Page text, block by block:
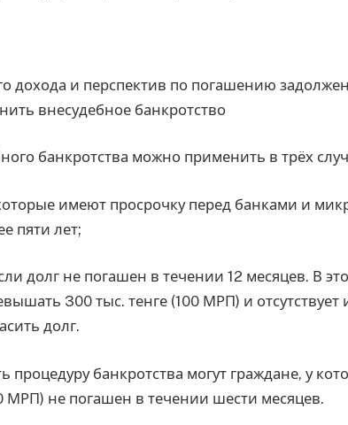
дохода и перспектив по погашению
внесудебное банкротство
банкротства можно применить в трёх
имеют просрочку перед банками и
пяти лет;
долг не погашен в течении 12 месяцев. В
300 тыс. тенге (100 МРП) и отсутствует
долг.
процедуру банкротства могут граждане, у
МРП) не погашен в течении шести месяцев.